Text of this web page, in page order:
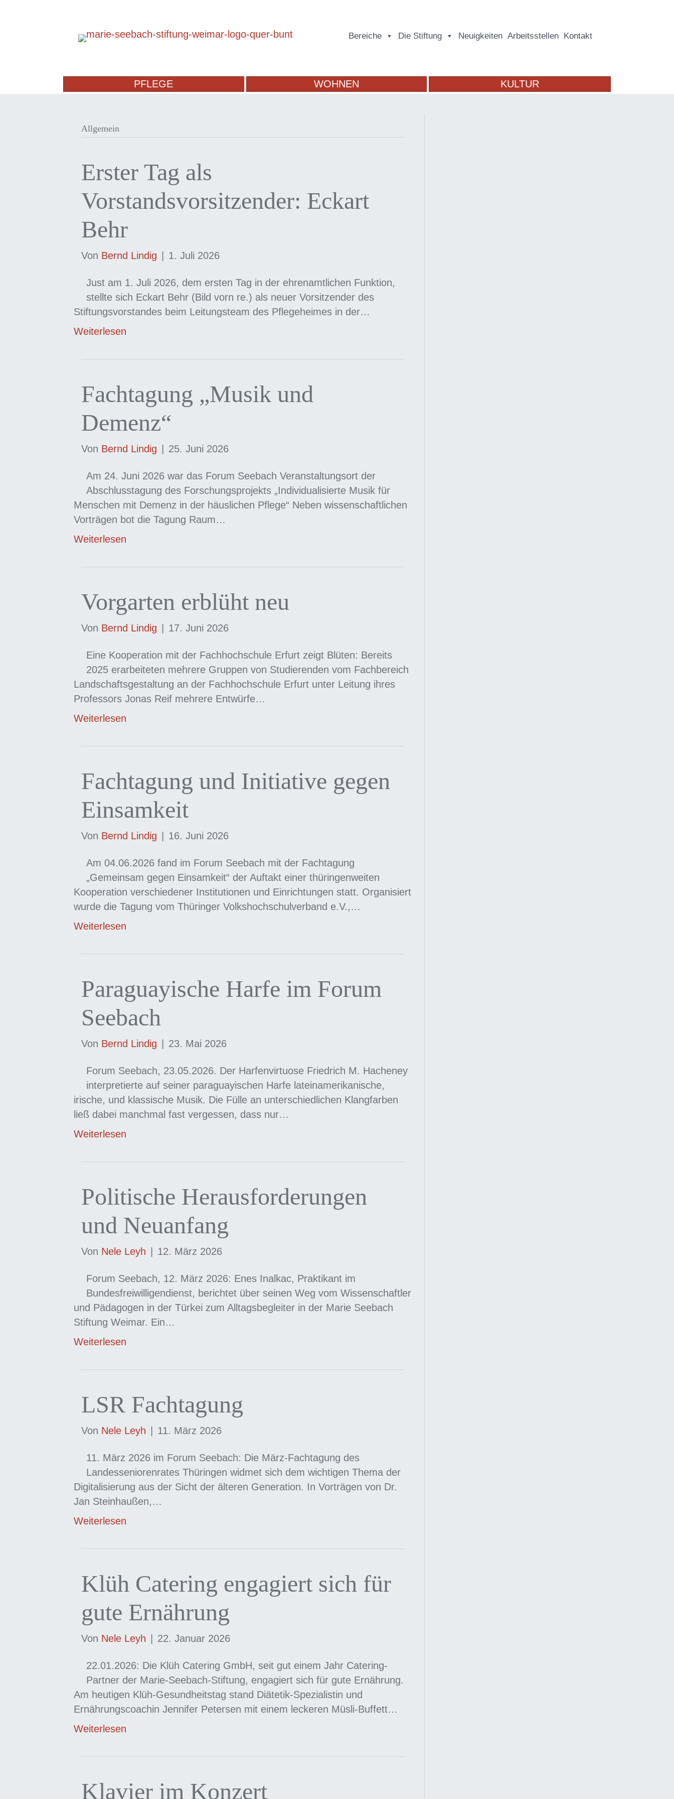
Bereiche Die Stiftung Neuigkeiten Arbeitsstellen Kontakt
PFLEGE WOHNEN KULTUR
Allgemein
Erster Tag als
Vorstandsvorsitzender: Eckart
Behr
Von Bernd Lindig 1. Juli 2026
Just am 1. Juli 2026, dem ersten Tag in der ehrenamtlichen Funktion,
stellte sich Eckart Behr (Bild vorn re.) als neuer Vorsitzender des
Stiftungsvorstandes beim Leitungsteam des Pflegeheimes in der…
Weiterlesen
Fachtagung „Musik und
Demenz“
Von Bernd Lindig 25. Juni 2026
Am 24. Juni 2026 war das Forum Seebach Veranstaltungsort der
Abschlusstagung des Forschungsprojekts „Individualisierte Musik für
Menschen mit Demenz in der häuslichen Pflege“ Neben wissenschaftlichen
Vorträgen bot die Tagung Raum…
Weiterlesen
Vorgarten erblüht neu
Von Bernd Lindig 17. Juni 2026
Eine Kooperation mit der Fachhochschule Erfurt zeigt Blüten: Bereits
2025 erarbeiteten mehrere Gruppen von Studierenden vom Fachbereich
Landschaftsgestaltung an der Fachhochschule Erfurt unter Leitung ihres
Professors Jonas Reif mehrere Entwürfe…
Weiterlesen
Fachtagung und Initiative gegen
Einsamkeit
Von Bernd Lindig 16. Juni 2026
Am 04.06.2026 fand im Forum Seebach mit der Fachtagung
„Gemeinsam gegen Einsamkeit“ der Auftakt einer thüringenweiten
Kooperation verschiedener Institutionen und Einrichtungen statt. Organisiert
wurde die Tagung vom Thüringer Volkshochschulverband e.V.,…
Weiterlesen
Paraguayische Harfe im Forum
Seebach
Von Bernd Lindig 23. Mai 2026
Forum Seebach, 23.05.2026. Der Harfenvirtuose Friedrich M. Hacheney
interpretierte auf seiner paraguayischen Harfe lateinamerikanische,
irische, und klassische Musik. Die Fülle an unterschiedlichen Klangfarben
ließ dabei manchmal fast vergessen, dass nur…
Weiterlesen
Politische Herausforderungen
und Neuanfang
Von Nele Leyh 12. März 2026
Forum Seebach, 12. März 2026: Enes Inalkac, Praktikant im
Bundesfreiwilligendienst, berichtet über seinen Weg vom Wissenschaftler
und Pädagogen in der Türkei zum Alltagsbegleiter in der Marie Seebach
Stiftung Weimar. Ein…
Weiterlesen
LSR Fachtagung
Von Nele Leyh 11. März 2026
11. März 2026 im Forum Seebach: Die März-Fachtagung des
Landesseniorenrates Thüringen widmet sich dem wichtigen Thema der
Digitalisierung aus der Sicht der älteren Generation. In Vorträgen von Dr.
Jan Steinhaußen,…
Weiterlesen
Klüh Catering engagiert sich für
gute Ernährung
Von Nele Leyh 22. Januar 2026
22.01.2026: Die Klüh Catering GmbH, seit gut einem Jahr Catering-
Partner der Marie-Seebach-Stiftung, engagiert sich für gute Ernährung.
Am heutigen Klüh-Gesundheitstag stand Diätetik-Spezialistin und
Ernährungscoachin Jennifer Petersen mit einem leckeren Müsli-Buffett…
Weiterlesen
Klavier im Konzert